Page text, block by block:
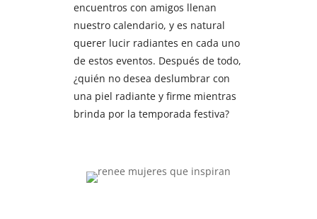
encuentros con amigos llenan
nuestro calendario, y es natural
querer lucir radiantes en cada uno
de estos eventos. Después de todo,
¿quién no desea deslumbrar con
una piel radiante y firme mientras
brinda por la temporada festiva?